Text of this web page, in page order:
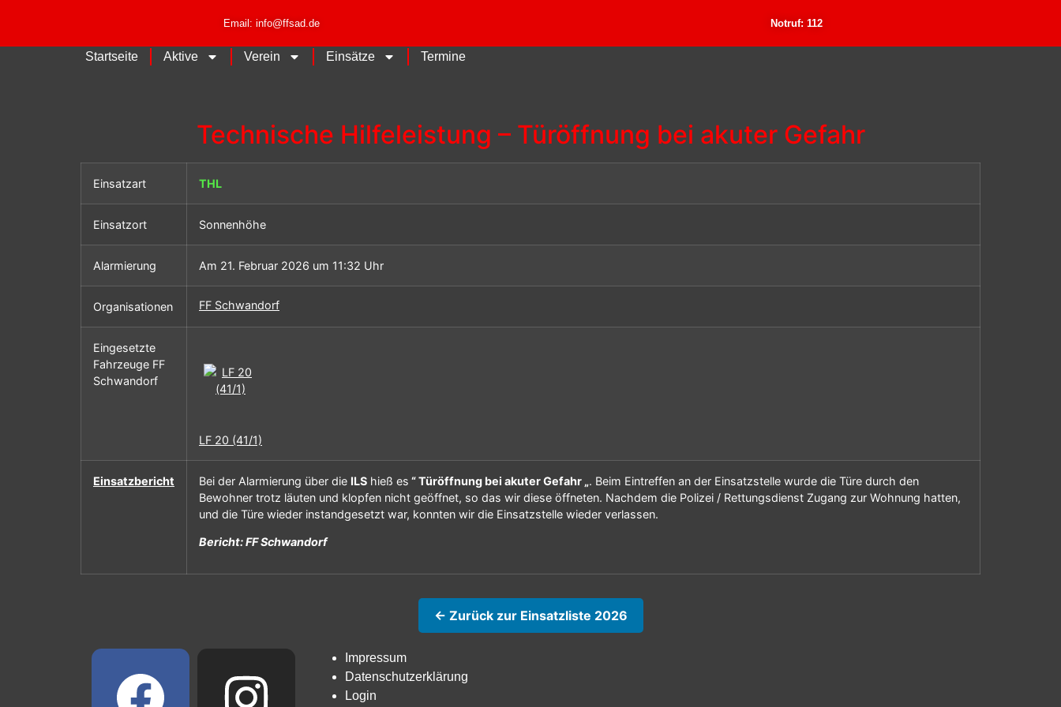
Email: info@ffsad.de Notruf: 112
Startseite Aktive Verein Einsätze Termine
Technische Hilfeleistung – Türöffnung bei akuter Gefahr
Einsatzart THL
Einsatzort Sonnenhöhe
Alarmierung Am 21. Februar 2026 um 11:32 Uhr
Organisationen FF Schwandorf
Eingesetzte
Fahrzeuge FF
Schwandorf
LF 20 (41/1)
Einsatzbericht Bei der Alarmierung über die ILS hieß es “ Türöffnung bei akuter Gefahr „. Beim Eintreffen an der Einsatzstelle wurde die Türe durch den
Bewohner trotz läuten und klopfen nicht geöffnet, so das wir diese öffneten. Nachdem die Polizei / Rettungsdienst Zugang zur Wohnung hatten,
und die Türe wieder instandgesetzt war, konnten wir die Einsatzstelle wieder verlassen.
Bericht: FF Schwandorf
← Zurück zur Einsatzliste 2026
Impressum
Datenschutzerklärung
Login